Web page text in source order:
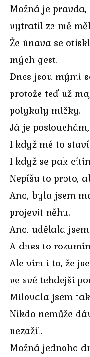
Možná je
vytratil ze mě
Že únava se
mých gest.
Dnes jsou mými
protože teď už
polykaly mlčky.
Já je
I když mě to
I když se pak
Nepíšu to proto,
Ano, byla jsem
projevit něhu.
Ano, udělala
A dnes to
Ale vím i to, že
ve své tehdejší
Milovala jsem
Nikdo nemůže
nezažil.
Možná jednoho